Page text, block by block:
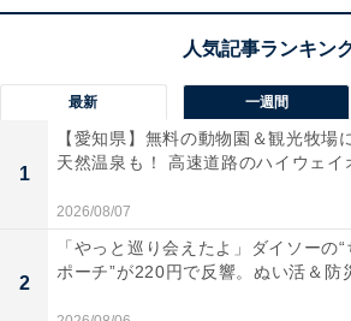
最新 一週間
1
【愛知県】無料の動物園＆観光牧場
天然温泉も！ 高速道路のハイウェイ
2026/08/07
2
「やっと巡り会えたよ」ダイソーの
ポーチ”が220円で反響。ぬい活＆防